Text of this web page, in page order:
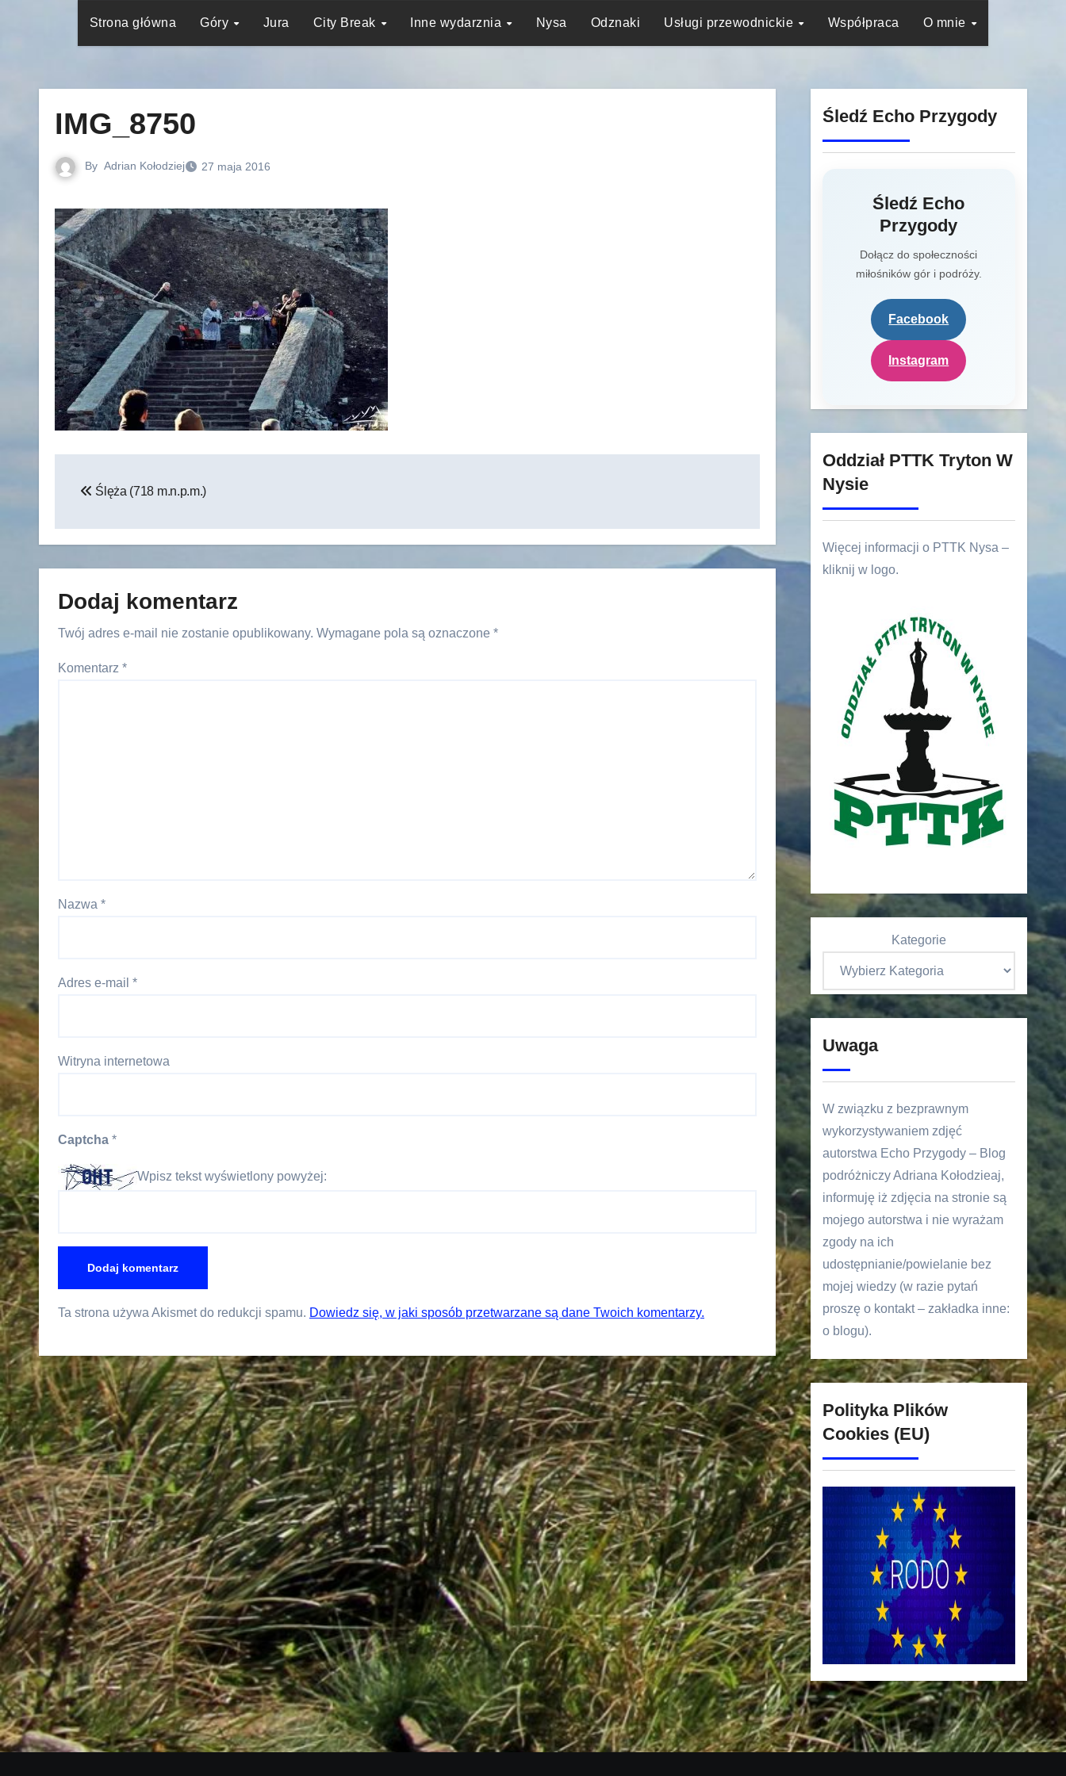
Strona główna Góry Jura City Break Inne wydarznia Nysa Odznaki Usługi przewodnickie Współpraca O mnie
IMG_8750
By Adrian Kołodziej 27 maja 2016
wpisuŚlęża (718 m.n.p.m.)
Dodaj komentarz
Twój adres e-mail nie zostanie opublikowany. Wymagane pola są oznaczone *
Komentarz *
Nazwa *
Adres e-mail *
Witryna internetowa
Captcha *
Wpisz tekst wyświetlony powyżej:
Ta strona używa Akismet do redukcji spamu. Dowiedz się, w jaki sposób przetwarzane są dane Twoich komentarzy.
Śledź Echo Przygody
Śledź Echo
Przygody
Dołącz do społeczności
miłośników gór i podróży.
Facebook
Instagram
Oddział PTTK Tryton W
Nysie
Więcej informacji o PTTK Nysa –
kliknij w logo.
Kategorie
Uwaga
W związku z bezprawnym
wykorzystywaniem zdjęć
autorstwa Echo Przygody – Blog
podróżniczy Adriana Kołodzieaj,
informuję iż zdjęcia na stronie są
mojego autorstwa i nie wyrażam
zgody na ich
udostępnianie/powielanie bez
mojej wiedzy (w razie pytań
proszę o kontakt – zakładka inne:
o blogu).
Polityka Plików
Cookies (EU)